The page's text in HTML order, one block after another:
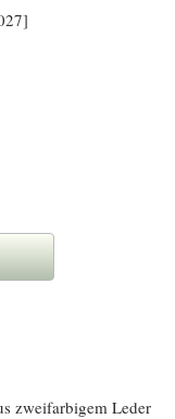
zweifarbigem Leder